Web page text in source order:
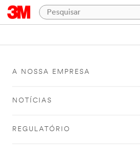
A NOSSA EMPRESA
NOTÍCIAS
REGULATÓRIO